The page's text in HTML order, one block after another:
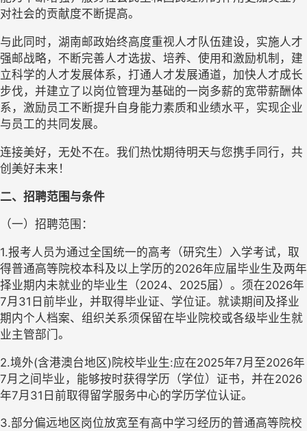
对社会的贡献度不断提高。
与此同时，湖南邮政始终高度重视人才队伍建设，实施人才
强邮战略，不断完善人才选拔、培养、使用和激励机制，建
立科学的人才发展体系，打通人才发展通道，加快人才成长
步伐，并建立了以岗位管理为基础的一岗多薪的宽带薪酬体
系，激励员工不断提升自身能力素质和业绩水平，实现企业
与员工的共同发展。
连接美好，无处不在。我们热忱期待明天与您携手同行，共
创美好未来！
二、招聘范围与条件
（一）招聘范围：
1.报考人员为通过全国统一的高考（研究生）入学考试，取
得普通高等院校本科及以上学历的2026年应届毕业生及两年
择业期内未就业的毕业生（2024、2025届）。须在2026年
7月31日前毕业，并取得毕业证、学位证。就读期间及择业
期内个人档案、组织关系须保留在毕业院校或各级毕业生就
业主管部门。
2.境外(含港澳台地区)院校毕业生:应在2025年7月至2026年
7月之间毕业，能够按时获得学历（学位）证书，并在2026
年7月31日前取得留学服务中心的学历学位认证。
3.部分偏远地区岗位放宽至有高中学习经历的普通高等院校